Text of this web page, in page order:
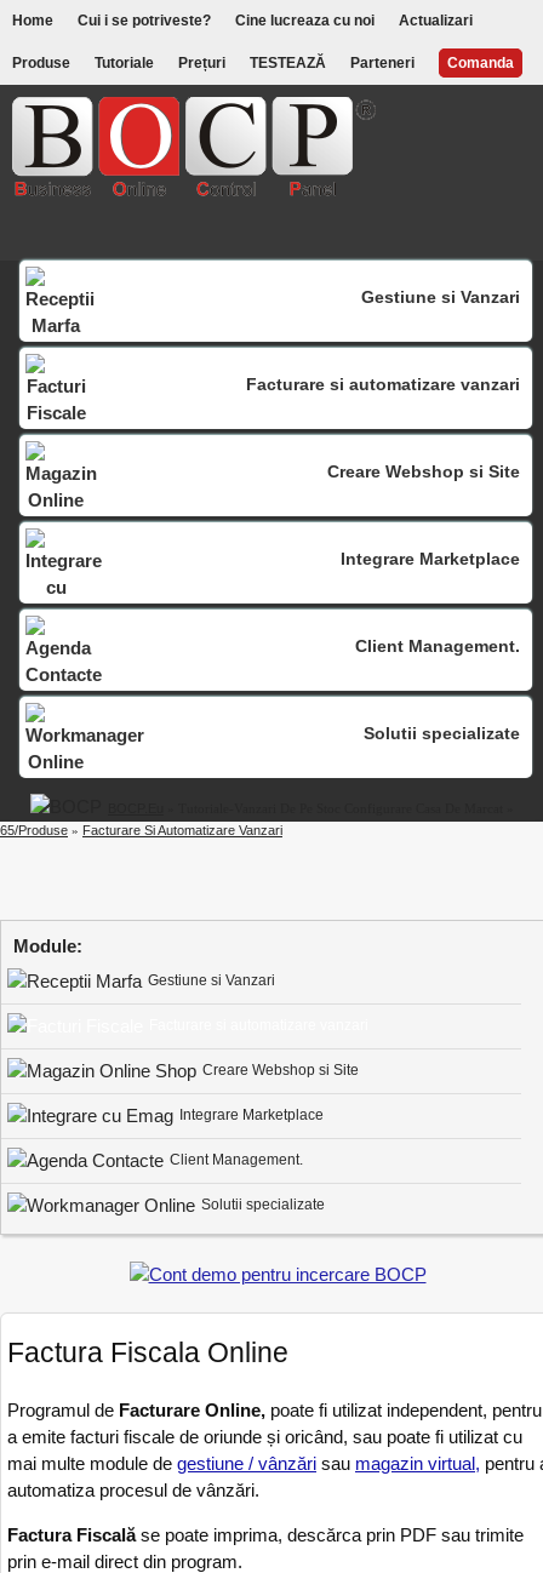
Home Cui i se potriveste? Cine lucreaza cu noi Actualizari
Produse Tutoriale Prețuri TESTEAZĂ Parteneri Comanda
Gestiune si Vanzari
Facturare si automatizare vanzari
Creare Webshop si Site
Integrare Marketplace
Client Management.
Solutii specializate
65/produse » Facturare Si Automatizare Vanzari
Module:
Gestiune si Vanzari
Creare Webshop si Site
Integrare Marketplace
Client Management.
Solutii specializate
Factura Fiscala Online
Programul de Facturare Online, poate fi utilizat independent, pentru
a emite facturi fiscale de oriunde și oricând, sau poate fi utilizat cu
mai multe module de gestiune / vânzări sau magazin virtual, pentru
automatiza procesul de vânzări.
Factura Fiscalăse poate imprima, descărca prin PDF sau trimite
prin e-mail direct din program.